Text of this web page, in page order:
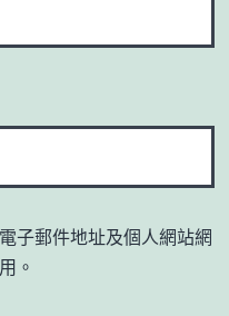
子郵件地址及個人網站網
。